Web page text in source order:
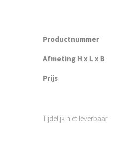
Productnummer
Afmeting H x L x B
Prijs
Tijdelijk niet leverbaar